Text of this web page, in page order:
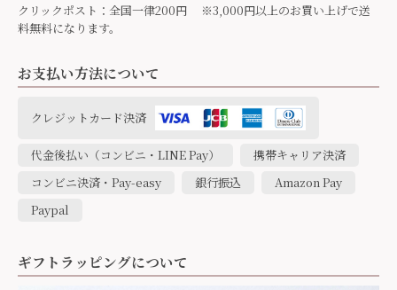
クリックポスト：全国一律200円 ※3,000円以上のお買い上げで送
料無料になります。
お支払い方法について
クレジットカード決済
代金後払い（コンビニ・LINE Pay）
携帯キャリア決済
コンビニ決済・Pay-easy
銀行振込
Amazon Pay
Paypal
ギフトラッピングについて